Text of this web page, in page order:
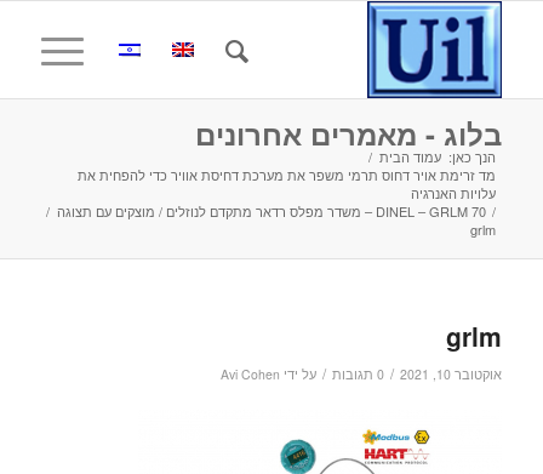
בלוג - מאמרים אחרונים
הנך כאן: עמוד הבית /
מד זרימת אויר דחוס תרמי משפר את מערכת דחיסת אוויר כדי להפחית את
עלויות האנרגיה
/ DINEL – GRLM 70 – משדר מפלס רדאר מתקדם לנוזלים / מוצקים עם תצוגה
/
grlm
grlm
אוקטובר 10, 2021 / 0 תגובות / על ידי Avi Cohen